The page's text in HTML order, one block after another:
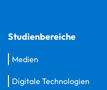
Studienbereiche
Medien
Digitale Technologien